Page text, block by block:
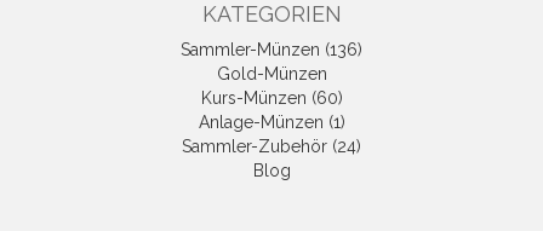
KATEGORIEN
Sammler-Münzen (136)
Gold-Münzen
Kurs-Münzen (60)
Anlage-Münzen (1)
Sammler-Zubehör (24)
Blog